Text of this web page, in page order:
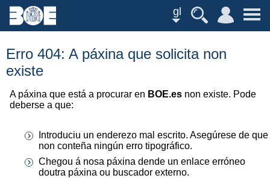
gl
Erro 404: A páxina que solicita non
existe
A páxina que está a procurar en BOE.es non existe. Pode
deberse a que:
Introduciu un enderezo mal escrito. Asegúrese de que
non conteña ningún erro tipográfico.
Chegou á nosa páxina dende un enlace erróneo
doutra páxina ou buscador externo.